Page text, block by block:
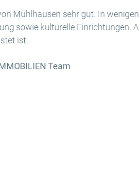
Mühlhausen sehr gut. In
sowie kulturelle Einrichtungen.
ist.